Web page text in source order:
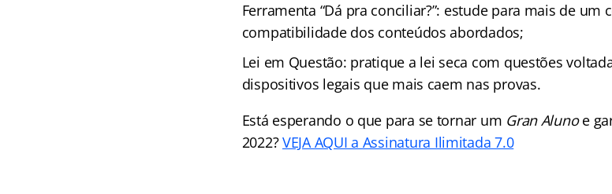
Ferramenta “Dá pra conciliar?”: estude para mais de um
compatibilidade dos conteúdos abordados;
Lei em Questão: pratique a lei seca com questões
dispositivos legais que mais caem nas provas.
Está esperando o que para se tornar um Gran Alunoe
2022?VEJA AQUI a Assinatura Ilimitada 7.0